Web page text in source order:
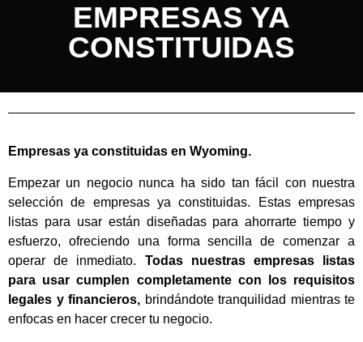
EMPRESAS YA
CONSTITUIDAS
Empresas ya constituidas en Wyoming.
Empezar un negocio nunca ha sido tan fácil con nuestra
selección de empresas ya constituidas. Estas empresas
listas para usar están diseñadas para ahorrarte tiempo y
esfuerzo, ofreciendo una forma sencilla de comenzar a
operar de inmediato. Todas nuestras empresas listas
para usar cumplen completamente con los requisitos
legales y financieros, brindándote tranquilidad mientras te
enfocas en hacer crecer tu negocio.